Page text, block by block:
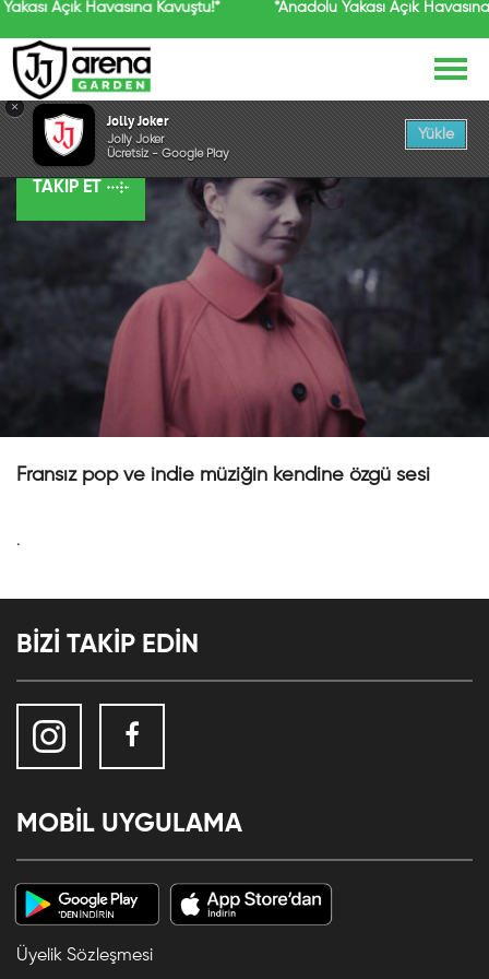
Açık Havasına Kavuştu!* *Anadolu Yakası Açık
Melanie Pain
TAKIP ET
Fransız pop ve indie müziğin kendine özgü sesi
.
BİZİ TAKİP EDİN
MOBİL UYGULAMA
Üyelik Sözleşmesi
×
Jolly Joker
Jolly Joker
Ücretsiz - Google Play
Yükle